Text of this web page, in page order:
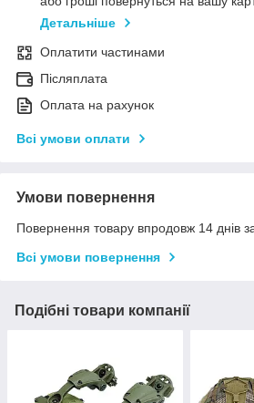
Детальніше
Оплатити частинами
Післяплата
Оплата на рахунок
Всі умови оплати
Умови повернення
Повернення товару впродовж 14 днів
Всі умови повернення
Подібні товари компанії